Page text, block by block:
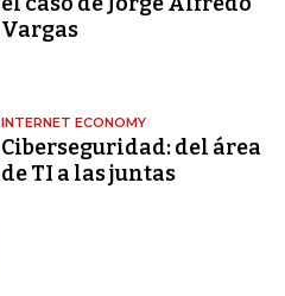
Vargas
INTERNET ECONOMY
Ciberseguridad: del área
de TI a las juntas